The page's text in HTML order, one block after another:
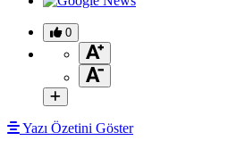
0
Yazı Özetini Göster